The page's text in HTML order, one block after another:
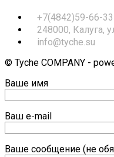
+7(4842)59-66-33
248000, Калуга,
info@tyche.su
© Tyche COMPANY -
Ваше имя
Ваш e-mail
Ваше сообщение (не